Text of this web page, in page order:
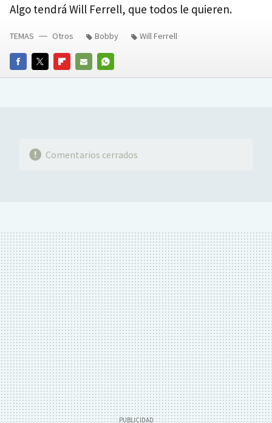
Algo tendrá Will Ferrell, que todos le quieren.
FACEBOOKTWITTERFLIPBOARD
E-
WHATSAPP
TEMAS Otros Bobby Will Ferrell
Comentarios cerrados